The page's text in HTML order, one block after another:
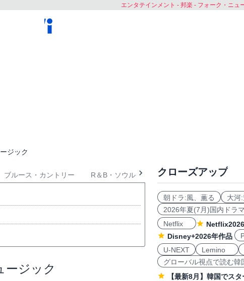
エンタテインメント - 邦楽 - フォーク・ニュ
ジック
ブルース・カントリー R＆B・ソウル ヒップホップ クラブ・
ージック
クローズアップ
朝ドラ:風、薫る 大河
2026年夏(7月)国内ドラ
Netflix
Disney+2026年作品
U-NEXT
Lemino
グローバル視点で読む韓
【最新8月】韓国でス